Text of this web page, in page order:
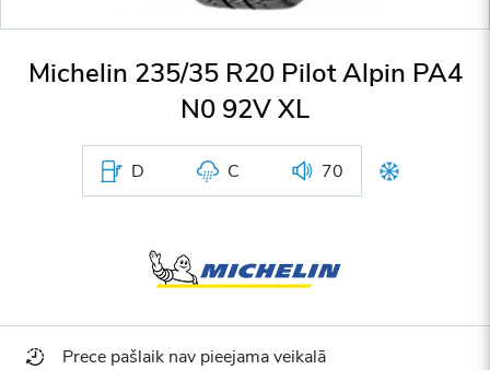
Michelin 235/35 R20 Pilot Alpin PA4
N0 92V XL
D C 70
Prece pašlaik nav pieejama veikalā